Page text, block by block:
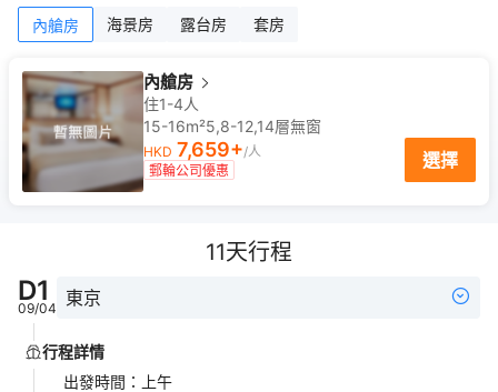
內艙房 海景房 露台房 套房
內艙房
住1-4人
15-16m²5,8-12,14層無窗
HKD 7,659+/人
郵輪公司優惠
選擇
11天行程
D1
09/04 東京
行程詳情
出發時間 ： 上午